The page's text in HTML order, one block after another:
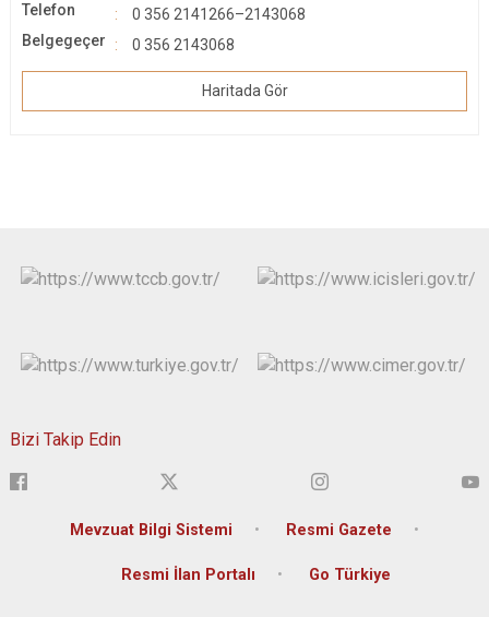
Telefon
0 356 2141266–2143068
Belgegeçer
0 356 2143068
Haritada Gör
Bizi Takip Edin
Mevzuat Bilgi Sistemi Resmi Gazete
Resmi İlan Portalı Go Türkiye